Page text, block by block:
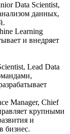
Data Scientist,
данных,
Learning
и внедряет
Lead Data
Manager, Chief
крупными
и
бизнес.